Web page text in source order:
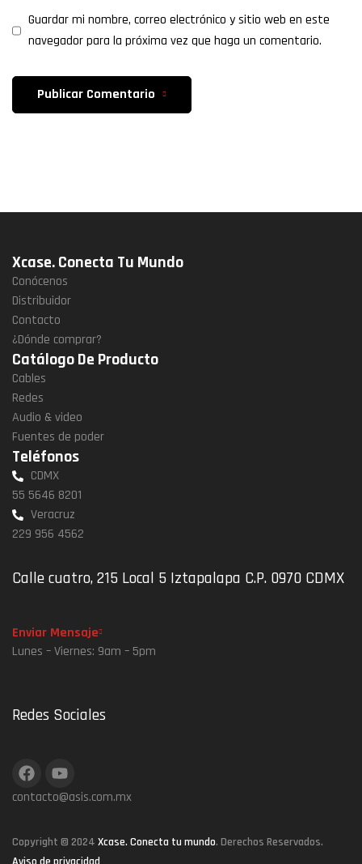
Guardar mi nombre, correo electrónico y sitio web en este
navegador para la próxima vez que haga un comentario.
Publicar Comentario
Xcase. Conecta Tu Mundo
Conócenos
Distribuidor
Contacto
¿Dónde comprar?
Catálogo De Producto
Cables
Redes
Audio & video
Fuentes de poder
Teléfonos
CDMX
55 5646 8201
Veracruz
229 956 4562
Calle cuatro, 215 Local 5 Iztapalapa C.P. 0970 CDMX
Enviar Mensaje
Lunes – Viernes: 9am – 5pm
Redes Sociales
contacto@asis.com.mx
Copyright © 2024 Xcase. Conecta tu mundo. Derechos Reservados.